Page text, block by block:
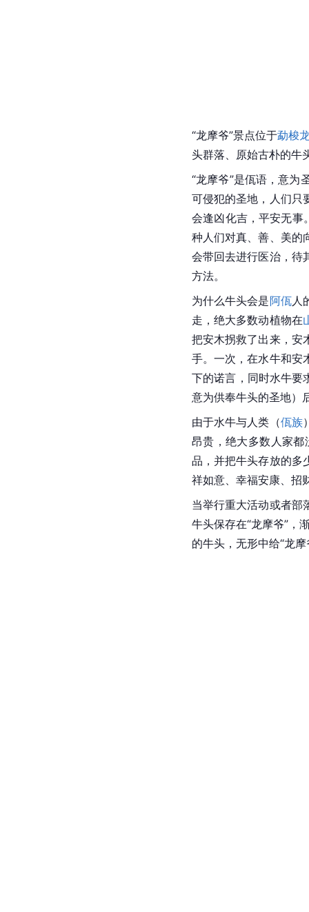
“龙摩爷”景点位于勐梭
头群落、原始古朴的牛
“龙摩爷”是佤语，意为
可侵犯的圣地，人们只
会逢凶化吉，平安无
种人们对真、善、美的
会带回去进行医治，
方法。
为什么牛头会是阿佤人
走，绝大多数动植物在
把安木拐救了出来，安
手。一次，在水牛和安
下的诺言，同时水牛要
意为供奉牛头的圣地）
由于水牛与人类（佤族
昂贵，绝大多数人家
品，并把牛头存放的多
祥如意、幸福安康、招
当举行重大活动或者部
牛头保存在“龙摩爷”，
的牛头，无形中给“龙